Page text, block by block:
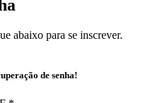
abaixo para se inscrever.
de senha!